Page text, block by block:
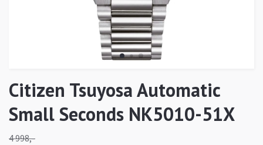
Citizen Tsuyosa Automatic
Small Seconds NK5010-51X
4 998,-